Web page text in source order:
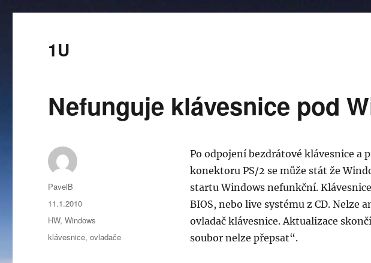
1U
Nefunguje klávesnice pod
Po odpojení bezdrátové klávesnice a
konektoru PS/2 se může stát že
startu Windows nefunkční.
BIOS, nebo live systému z CD. Nelze
ovladač klávesnice. Aktualizace
soubor nelze přepsat“.
Autor:
PavelB
Publikováno:
11.1.2010
Rubriky:
HW,Windows
Štítky:
klávesnice,ovladače